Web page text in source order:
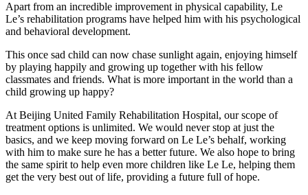
Apart from an incredible improvement in physical capability, Le
Le’s rehabilitation programs have helped him with his psychological
and behavioral development.
This once sad child can now chase sunlight again, enjoying himself
by playing happily and growing up together with his fellow
classmates and friends. What is more important in the world than a
child growing up happy?
At Beijing United Family Rehabilitation Hospital, our scope of
treatment options is unlimited. We would never stop at just the
basics, and we keep moving forward on Le Le’s behalf, working
with him to make sure he has a better future. We also hope to bring
the same spirit to help even more children like Le Le, helping them
get the very best out of life, providing a future full of hope.